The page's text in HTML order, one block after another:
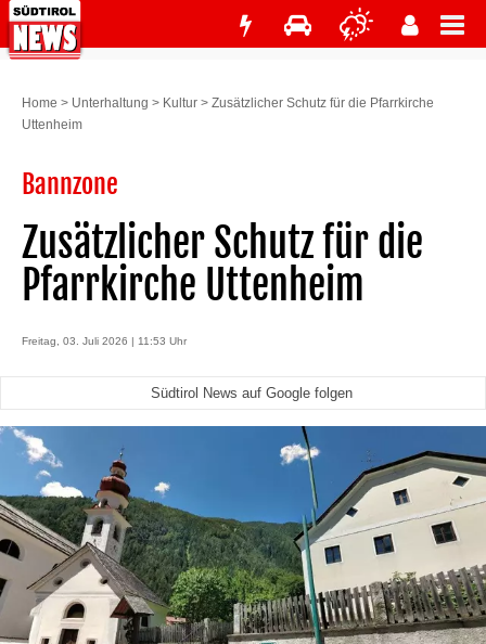
Home > Unterhaltung > Kultur > Zusätzlicher Schutz für die Pfarrkirche
Uttenheim
Bannzone
Zusätzlicher Schutz für die
Pfarrkirche Uttenheim
Freitag, 03. Juli 2026 | 11:53 Uhr
Südtirol News auf Google folgen